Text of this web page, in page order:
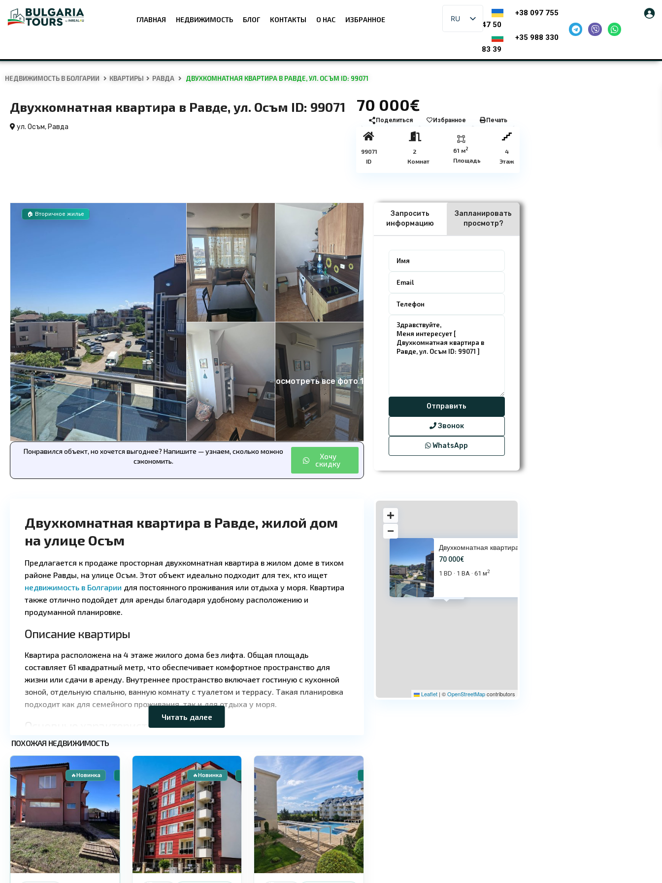
ГЛАВНАЯ НЕДВИЖИМОСТЬ БЛОГ КОНТАКТЫ О НАС ИЗБРАННОЕ RU
+38 097 755
47 50
+35 988 330
83 39
НЕДВИЖИМОСТЬ В БОЛГАРИИ КВАРТИРЫ РАВДА ДВУХКОМНАТНАЯ КВАРТИРА В РАВДЕ, УЛ. ОСЪМ ID: 99071
Двухкомнатная квартира в Равде, ул. Осъм ID: 99071
ул. Осъм, Равда
70 000€
Поделиться Избранное Печать
99071
ID
2
Комнат
61 м2
Площадь
4
Этаж
Посмотреть все фото 15
🏠 Вторичное жилье
Понравился объект, но хочется выгоднее? Напишите — узнаем, сколько можно
сэкономить.
Хочу
скидку
Запросить
информацию
Запланировать
просмотр?
Звонок
WhatsApp
Двухкомнатная квартира в Равде, жилой дом
на улице Осъм
Предлагается к продаже просторная двухкомнатная квартира в жилом доме в тихом
районе Равды, на улице Осъм. Этот объект идеально подходит для тех, кто ищет
недвижимость в Болгарии для постоянного проживания или отдыха у моря. Квартира
также отлично подойдет для аренды благодаря удобному расположению и
продуманной планировке.
Описание квартиры
Квартира расположена на 4 этаже жилого дома без лифта. Общая площадь
составляет 61 квадратный метр, что обеспечивает комфортное пространство для
жизни или сдачи в аренду. Внутреннее пространство включает гостиную с кухонной
зоной, отдельную спальню, ванную комнату с туалетом и террасу. Такая планировка
подходит как для семейного проживания, так и для отдыха у моря.
Основные характеристики
Тип недвижимости: квартира
Площадь: 61 м²
Этаж: 4
Терраса: есть
Такса поддержки: отсутствует
Статус здания: жилой дом
Комплекс и инфраструктура
Жилой дом на улице Осъм в Равде отличается отсутствием таксы поддержки, что
значительно снижает ежегодные расходы на содержание недвижимости. Комплекс
представляет собой спокойный и ухоженный жилой дом без дополнительных
Читать далее
ПОХОЖАЯ НЕДВИЖИМОСТЬ
Равда
🏠 Вторичное жилье
🔥Новинка 🏠 Вторичное жилье
🔥Новинка
Двухкомнатная квартира в Равде
70 000€
1 BD · 1 BA · 61 м2
Leaflet | ©OpenStreetMapcontributors